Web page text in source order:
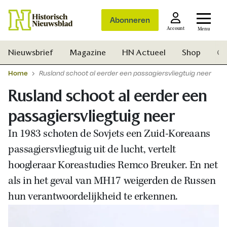
Abonneren
Account Menu
Nieuwsbrief Magazine HN Actueel Shop
Home Rusland schoot al eerder een passagiersvliegtuig neer
Rusland schoot al eerder een
passagiersvliegtuig neer
In 1983 schoten de Sovjets een Zuid-Koreaans
passagiersvliegtuig uit de lucht, vertelt
hoogleraar Koreastudies Remco Breuker. En net
als in het geval van MH17 weigerden de Russen
hun verantwoordelijkheid te erkennen.